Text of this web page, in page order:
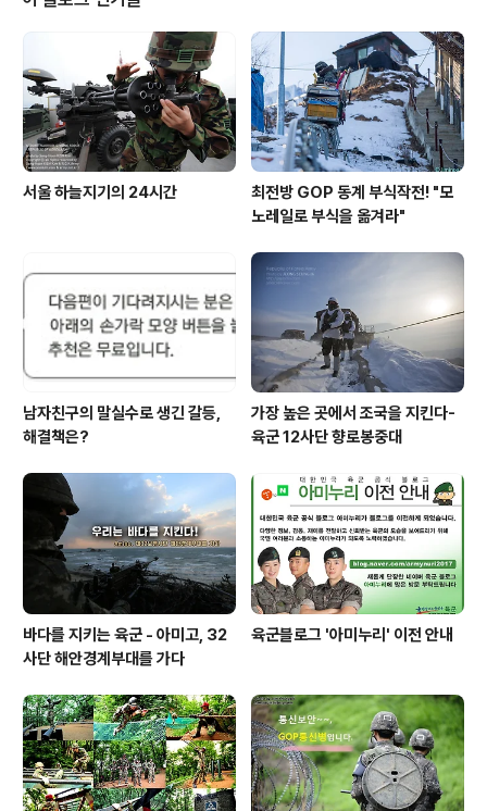
서울 하늘지기의 24시간
최전방 GOP 동계 부식작전! "모
노레일로 부식을 옮겨라"
남자친구의 말실수로 생긴 갈등,
해결책은?
가장 높은 곳에서 조국을 지킨다-
육군 12사단 향로봉중대
바다를 지키는 육군 - 아미고, 32
사단 해안경계부대를 가다
육군블로그 '아미누리' 이전 안내